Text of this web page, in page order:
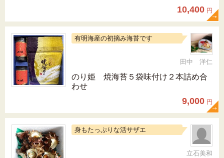
10,400 円
有明海産の初摘み海苔です
田中 洋仁
のり姫 焼海苔５袋味付け２本詰め合
わせ
9,000 円
身もたっぷりな活サザエ
立石美和